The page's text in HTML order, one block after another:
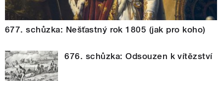
677. schůzka: Nešťastný rok 1805 (jak pro koho)
676. schůzka: Odsouzen k vítězství